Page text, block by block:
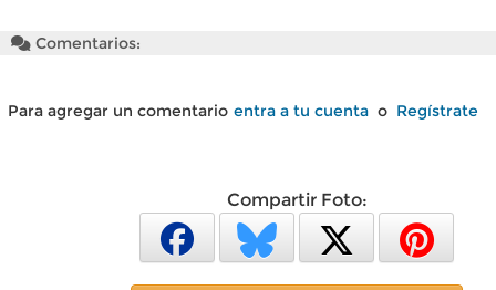
Comentarios:
Para agregar un comentario entra a tu cuenta o Regístrate
Compartir Foto: